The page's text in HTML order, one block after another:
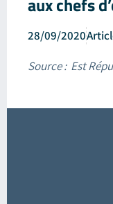
28/09/2020
Source : Est